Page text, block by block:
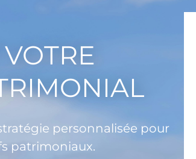
personnalisée pour
patrimoniaux.